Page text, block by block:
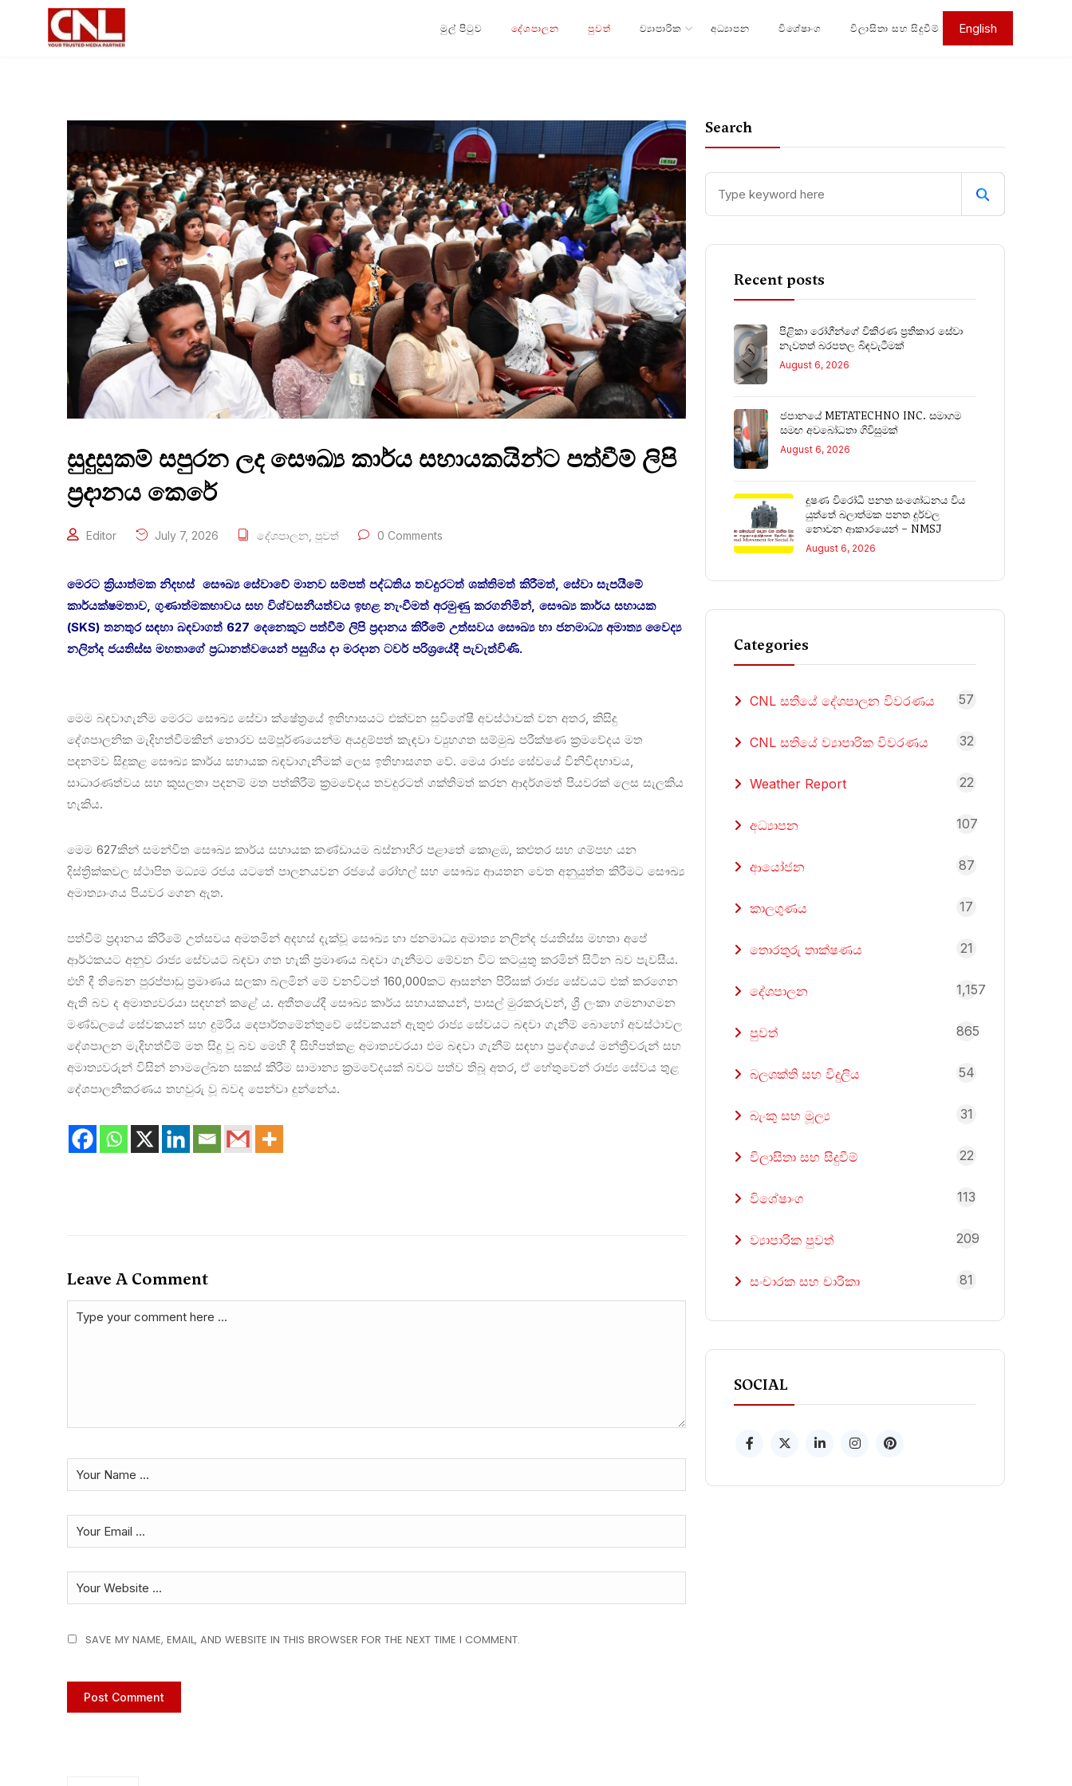
මුල් පිටුව දේශපාලන පුවත් ව්‍යාපාරික අධ්‍යාපන විශේෂාංග විලාසිතා සහ සිදුවීම් English
සුදුසුකම් සපුරන ලද සෞඛ්‍ය කාර්ය සහායකයින්ට පත්වීම් ලිපි
ප්‍රදානය කෙරේ
Editor July 7, 2026 දේශපාලන පුවත් 0 Comments
මෙරට ක්‍රියාත්මක නිදහස් සෞඛ්‍ය සේවාවේ මානව සම්පත් පද්ධතිය තවදුරටත් ශක්තිමත් කිරීමත්, සේවා සැපයීමේ
කාර්යක්ෂමතාව, ගුණාත්මකභාවය සහ විශ්වසනීයත්වය ඉහළ නැංවීමත් අරමුණු කරගනිමින්, සෞඛ්‍ය කාර්ය සහායක
(SKS) තනතුර සඳහා බඳවාගත් 627 දෙනෙකුට පත්වීම් ලිපි ප්‍රදානය කිරීමේ උත්සවය සෞඛ්‍ය හා ජනමාධ්‍ය අමාත්‍ය වෛද්‍ය
නලින්ද ජයතිස්ස මහතාගේ ප්‍රධානත්වයෙන් පසුගිය දා මරදාන ටවර් පරිශ්‍රයේදී පැවැත්විණි.
මෙම බඳවාගැනීම මෙරට සෞඛ්‍ය සේවා ක්ෂේත්‍රයේ ඉතිහාසයට එක්වන සුවිශේෂී අවස්ථාවක් වන අතර, කිසිදු
දේශපාලනික මැදිහත්වීමකින් තොරව සම්පූර්ණයෙන්ම අයදුම්පත් කැඳවා ව්‍යුහගත සම්මුඛ පරීක්ෂණ ක්‍රමවේදය මත
පදනම්ව සිදුකළ සෞඛ්‍ය කාර්ය සහායක බඳවාගැනීමක් ලෙස ඉතිහාසගත වේ. මෙය රාජ්‍ය සේවයේ විනිවිදභාවය,
සාධාරණත්වය සහ කුසලතා පදනම් මත පත්කිරීම් ක්‍රමවේදය තවදුරටත් ශක්තිමත් කරන ආදර්ශමත් පියවරක් ලෙස සැලකිය
හැකිය.
මෙම 627කින් සමන්විත සෞඛ්‍ය කාර්ය සහායක කණ්ඩායම බස්නාහිර පළාතේ කොළඹ, කළුතර සහ ගම්පහ යන
දිස්ත්‍රික්කවල ස්ථාපිත මධ්‍යම රජය යටතේ පාලනයවන රජයේ රෝහල් සහ සෞඛ්‍ය ආයතන වෙත අනුයුත්ත කිරීමට සෞඛ්‍ය
අමාත්‍යාංශය පියවර ගෙන ඇත.
පත්වීම් ප්‍රදානය කිරීමේ උත්සවය අමතමින් අදහස් දැක්වූ සෞඛ්‍ය හා ජනමාධ්‍ය අමාත්‍ය නලින්ද ජයතිස්ස මහතා අපේ
ආර්ථකයට අනුව රාජ්‍ය සේවයට බඳවා ගත හැකි ප්‍රමාණය බඳවා ගැනීමට මේවන විට කටයුතු කරමින් සිටින බව පැවසීය.
එහි දී තිබෙන පුරප්පාඩු ප්‍රමාණය සලකා බලමින් මේ වනවිටත් 160,000කට ආසන්න පිරිසක් රාජ්‍ය සේවයට එක් කරගෙන
ඇති බව ද අමාත්‍යවරයා සඳහන් කළේ ය. අතීතයේදී සෞඛ්‍ය කාර්ය සහායකයන්, පාසල් මුරකරුවන්, ශ්‍රී ලංකා ගමනාගමන
මණ්ඩලයේ සේවකයන් සහ දුම්රිය දෙපාර්තමේන්තුවේ සේවකයන් ඇතුළු රාජ්‍ය සේවයට බඳවා ගැනීම් බොහෝ අවස්ථාවල
දේශපාලන මැදිහත්වීම් මත සිදු වූ බව මෙහි දී සිහිපත්කළ අමාත්‍යවරයා එම බඳවා ගැනීම් සඳහා ප්‍රදේශයේ මන්ත්‍රීවරුන් සහ
අමාත්‍යවරුන් විසින් නාමලේඛන සකස් කිරීම සාමාන්‍ය ක්‍රමවේදයක් බවට පත්ව තිබූ අතර, ඒ හේතුවෙන් රාජ්‍ය සේවය තුළ
දේශපාලනීකරණය තහවුරු වූ බවද පෙන්වා දුන්නේය.
Leave A Comment
SAVE MY NAME, EMAIL, AND WEBSITE IN THIS BROWSER FOR THE NEXT TIME I COMMENT.
Search
Recent posts
පිළිකා රෝගීන්ගේ විකිරණ ප්‍රතිකාර සේවා
නැවතත් බරපතල බිඳවැටීමක්
August 6, 2026
ජපානයේ METATECHNO INC. සමාගම
සමඟ අවබෝධතා ගිවිසුමක්
August 6, 2026
දූෂණ විරෝධී පනත සංශෝධනය විය
යුත්තේ බලාත්මක පනත දුර්වල
නොවන ආකාරයෙන් – NMSJ
August 6, 2026
Categories
CNL සතියේ දේශපාලන විවරණය 57
CNL සතියේ ව්‍යාපාරික විවරණය 32
Weather Report 22
අධ්‍යාපන 107
ආයෝජන 87
කාලගුණය 17
තොරතුරු තාක්ෂණය 21
දේශපාලන 1,157
පුවත් 865
බලශක්ති සහ විදුලිය 54
බැංකු සහ මූල්‍ය 31
විලාසිතා සහ සිදුවීම් 22
විශේෂාංග 113
ව්‍යාපාරික පුවත් 209
සංචාරක සහ චාරිකා 81
SOCIAL